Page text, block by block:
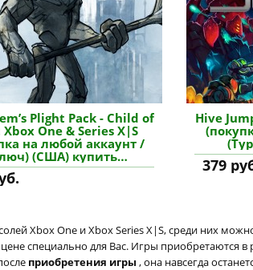
Plight Pack - Child of
One & Series X|S
на любой аккаунт /
(США) купить
дополнение
Hive
379
Xbox One и Xbox Series X|S, среди них
специально для Вас. Игры приобретаются
приобретения игры , она навсегда